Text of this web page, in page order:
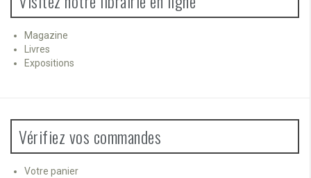
Magazine
Livres
Expositions
Vérifiez vos commandes
Votre panier